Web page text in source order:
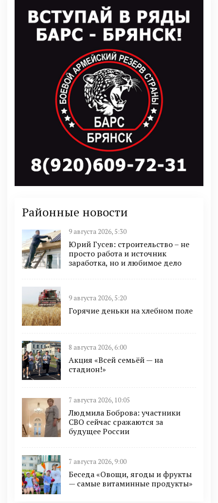
Районные новости
9 августа 2026, 5:30
Юрий Гусев: строительство – не
просто работа и источник
заработка, но и любимое дело
9 августа 2026, 5:20
Горячие деньки на хлебном поле
8 августа 2026, 6:00
Акция «Всей семьёй — на
стадион!»
7 августа 2026, 10:05
Людмила Боброва: участники
СВО сейчас сражаются за
будущее России
7 августа 2026, 9:00
Беседа «Овощи, ягоды и фрукты
— самые витаминные продукты»